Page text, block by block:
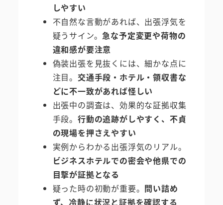
しやすい
不自然な言動があれば、出張浮気を
疑うサイン。急な予定変更や荷物の
違和感が要注意
偽装出張を見抜くには、細かな点に
注目。 交通手段・ホテル・領収書な
どに不一致があれば怪しい
出張中の調査は、効果的な証拠収集
手段。 行動の追跡がしやすく、不貞
の現場を押さえやすい
実例からわかる出張浮気のリアル。
ビジネスホテルでの密会や他県での
目撃が証拠となる
疑った時の初動が重要。 問い詰め
ず、冷静に状況と証拠を確認する